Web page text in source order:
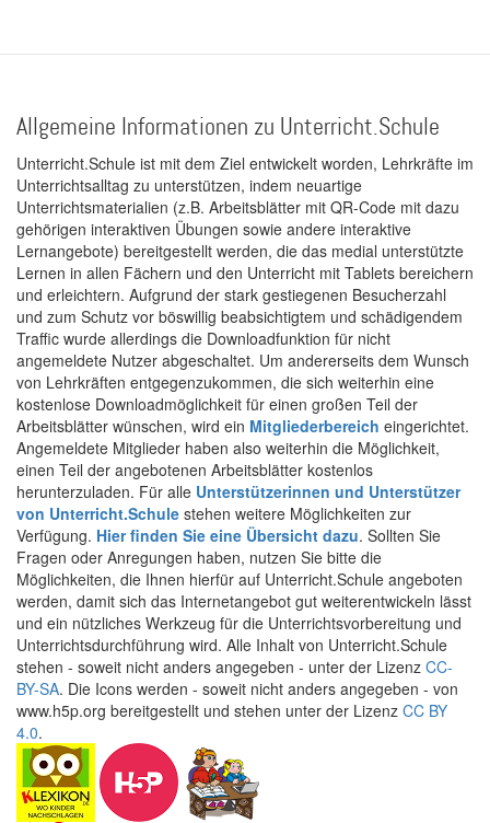
Allgemeine Informationen zu Unterricht.Schule
Unterricht.Schule ist mit dem Ziel entwickelt worden, Lehrkräfte im
Unterrichtsalltag zu unterstützen, indem neuartige
Unterrichtsmaterialien (z.B. Arbeitsblätter mit QR-Code mit dazu
gehörigen interaktiven Übungen sowie andere interaktive
Lernangebote) bereitgestellt werden, die das medial unterstützte
Lernen in allen Fächern und den Unterricht mit Tablets bereichern
und erleichtern. Aufgrund der stark gestiegenen Besucherzahl
und zum Schutz vor böswillig beabsichtigtem und schädigendem
Traffic wurde allerdings die Downloadfunktion für nicht
angemeldete Nutzer abgeschaltet. Um andererseits dem Wunsch
von Lehrkräften entgegenzukommen, die sich weiterhin eine
kostenlose Downloadmöglichkeit für einen großen Teil der
Arbeitsblätter wünschen, wird ein Mitgliederbereich eingerichtet.
Angemeldete Mitglieder haben also weiterhin die Möglichkeit,
einen Teil der angebotenen Arbeitsblätter kostenlos
herunterzuladen. Für alle Unterstützerinnen und Unterstützer
von Unterricht.Schule stehen weitere Möglichkeiten zur
Verfügung. Hier finden Sie eine Übersicht dazu. Sollten Sie
Fragen oder Anregungen haben, nutzen Sie bitte die
Möglichkeiten, die Ihnen hierfür auf Unterricht.Schule angeboten
werden, damit sich das Internetangebot gut weiterentwickeln lässt
und ein nützliches Werkzeug für die Unterrichtsvorbereitung und
Unterrichtsdurchführung wird. Alle Inhalt von Unterricht.Schule
stehen - soweit nicht anders angegeben - unter der Lizenz CC-
BY-SA. Die Icons werden - soweit nicht anders angegeben - von
www.h5p.org bereitgestellt und stehen unter der Lizenz CC BY
4.0.